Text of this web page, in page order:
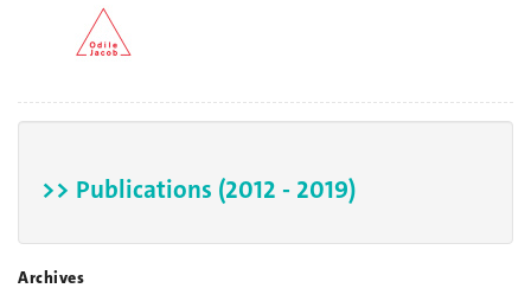
>> Publications (2012 - 2019)
Archives